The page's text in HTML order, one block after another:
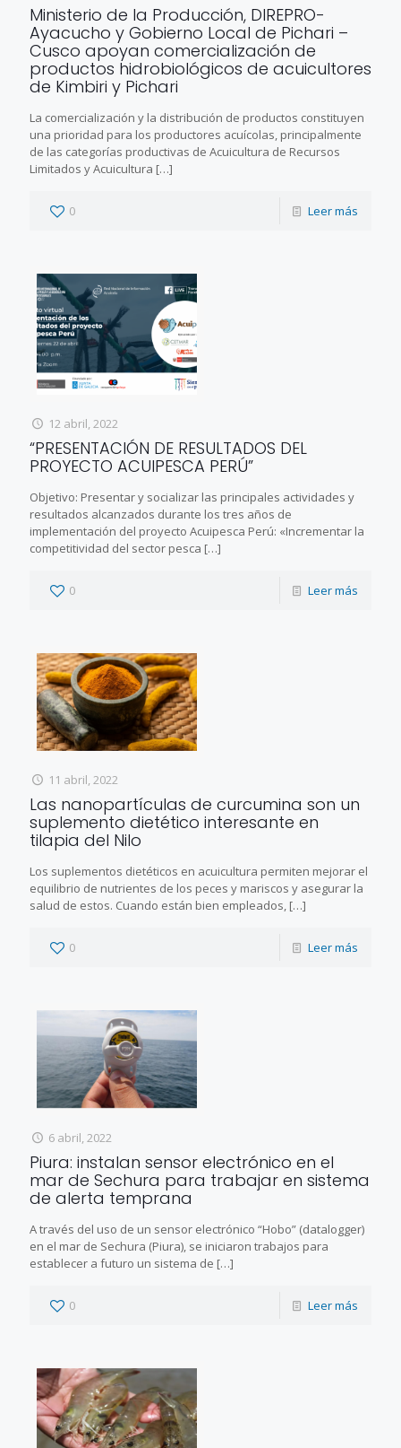
Ministerio de la Producción, DIREPRO-
Ayacucho y Gobierno Local de Pichari –
Cusco apoyan comercialización de
productos hidrobiológicos de acuicultores
de Kimbiri y Pichari
La comercialización y la distribución de productos constituyen
una prioridad para los productores acuícolas, principalmente
de las categorías productivas de Acuicultura de Recursos
Limitados y Acuicultura […]
0 Leer más
12 abril, 2022
“PRESENTACIÓN DE RESULTADOS DEL
PROYECTO ACUIPESCA PERÚ”
Objetivo: Presentar y socializar las principales actividades y
resultados alcanzados durante los tres años de
implementación del proyecto Acuipesca Perú: «Incrementar la
competitividad del sector pesca […]
0 Leer más
11 abril, 2022
Las nanopartículas de curcumina son un
suplemento dietético interesante en
tilapia del Nilo
Los suplementos dietéticos en acuicultura permiten mejorar el
equilibrio de nutrientes de los peces y mariscos y asegurar la
salud de estos. Cuando están bien empleados, […]
0 Leer más
6 abril, 2022
Piura: instalan sensor electrónico en el
mar de Sechura para trabajar en sistema
de alerta temprana
A través del uso de un sensor electrónico “Hobo” (datalogger)
en el mar de Sechura (Piura), se iniciaron trabajos para
establecer a futuro un sistema de […]
0 Leer más